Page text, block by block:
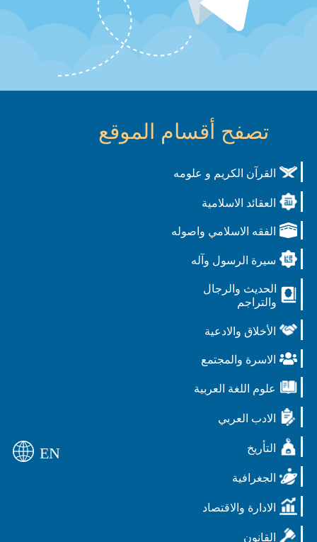
تصفح أقسام الموقع
القرآن الكريم و علومه
العقائد الاسلامية
الفقه الاسلامي واصوله
سيرة الرسول وآله
الحديث والرجال
والتراجم
الأخلاق والادعية
الاسرة والمجتمع
علوم اللغة العربية
الادب العربي
التأريخ
الجغرافية
الادارة والاقتصاد
القانون
EN